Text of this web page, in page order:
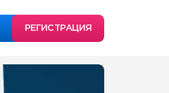
РЕГИСТРАЦИЯ